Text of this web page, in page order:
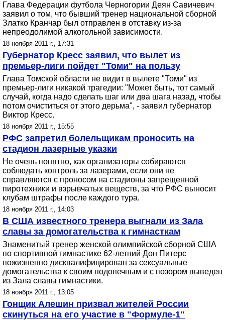
Глава Федерации футбола Черногории Деян Савичевич
заявил о том, что бывший тренер национальной сборной
Златко Кранчар был отправлен в отставку из-за
непреодолимой алкогольной зависимости.
18 ноября 2011 г., 17:31
Губернатор Кресс заявил, что вылет из
премьер-лиги пойдет "Томи" на пользу
Глава Томской области не видит в вылете "Томи" из
премьер-лиги никакой трагедии: "Может быть, тот самый
случай, когда надо сделать шаг или два шага назад, чтобы
потом очиститься от этого дерьма", - заявил губернатор
Виктор Кресс.
18 ноября 2011 г., 15:55
РФС запретил болельщикам проносить на
стадион лазерные указки
Не очень понятно, как организаторы собираются
соблюдать контроль за лазерами, если они не
справляются с проносом на стадионы запрещенной
пиротехники и взрывчатых веществ, за что РФС выносит
клубам штрафы после каждого тура.
18 ноября 2011 г., 14:03
В США известного тренера выгнали из Зала
славы за домогательства к гимнасткам
Знаменитый тренер женской олимпийской сборной США
по спортивной гимнастике 62-летний Дон Питерс
пожизненно дисквалифицирован за сексуальные
домогательства к своим подопечным и с позором выведен
из Зала славы гимнастики.
18 ноября 2011 г., 13:05
Гонщик Алешин призвал жителей России
скинуться на его участие в "Формуле-1"